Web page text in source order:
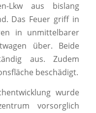
Lkw aus bislang
Das Feuer griff in
in unmittelbarer
über. Beide
aus. Zudem
beschädigt.
wurde
vorsorglich